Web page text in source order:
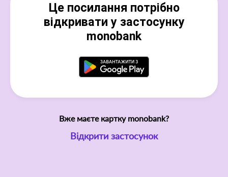
Це посилання потрібно
відкривати у застосунку
monobank
Вже маєте картку monobank?
Відкрити застосунок